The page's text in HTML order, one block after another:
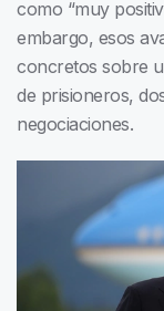
como “muy
embargo, esos
concretos sobre
de prisioneros,
negociaciones.